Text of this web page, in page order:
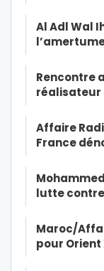
Al Adl Wal
Rencontre
réalisateur
Affaire
France
lutte
Maroc/
pour Orient